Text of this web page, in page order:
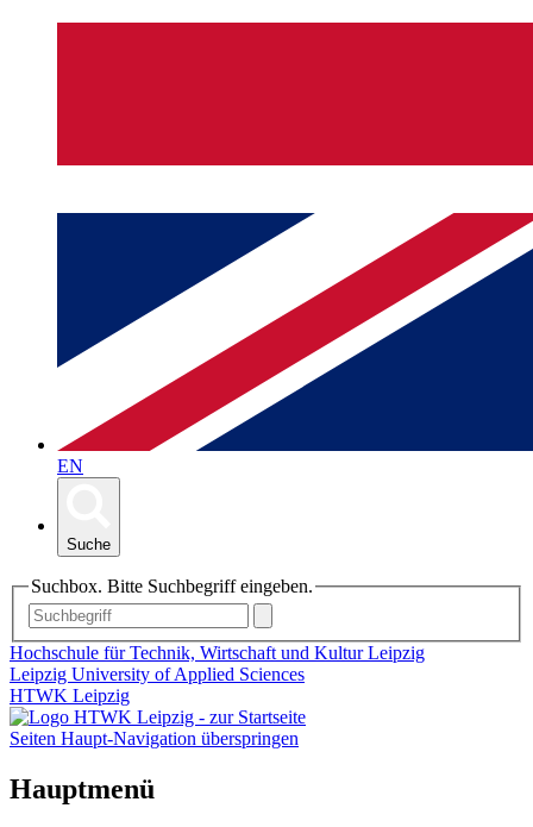
EN
Suche
Suchbox. Bitte Suchbegriff eingeben.
Hochschule für Technik, Wirtschaft und Kultur Leipzig
Leipzig University of Applied Sciences
HTWK Leipzig
Seiten Haupt-Navigation überspringen
Hauptmenü